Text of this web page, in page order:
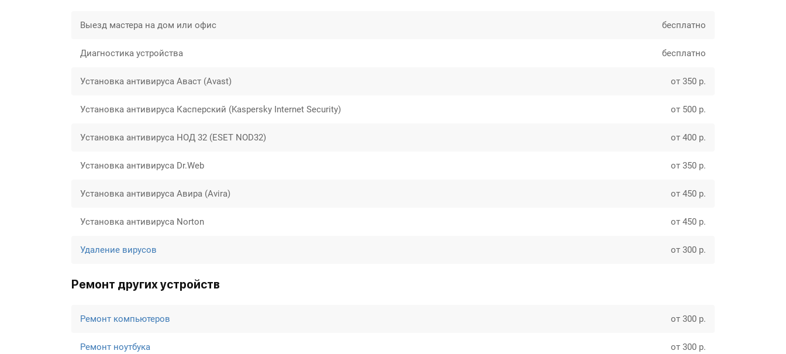
Выезд мастера на дом или офис бесплатно
Диагностика устройства бесплатно
Установка антивируса Аваст (Avast) от 350 р.
Установка антивируса Касперский (Kaspersky Internet Security) от 500 р.
Установка антивируса НОД 32 (ESET NOD32) от 400 р.
Установка антивируса Dr.Web от 350 р.
Установка антивируса Авира (Avira) от 450 р.
Установка антивируса Norton от 450 р.
Удаление вирусов от 300 р.
Ремонт других устройств
Ремонт компьютеров от 300 р.
Ремонт ноутбука от 300 р.